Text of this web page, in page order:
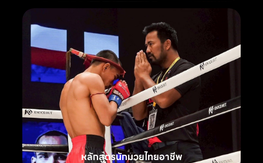
หลักสูตรนักมวยไทยอาชีพ